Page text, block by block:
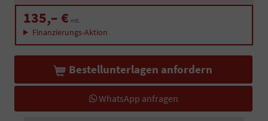
135,– € mtl.
Finanzierungs-Aktion
WhatsApp anfragen
Bestellunterlagen anfordern